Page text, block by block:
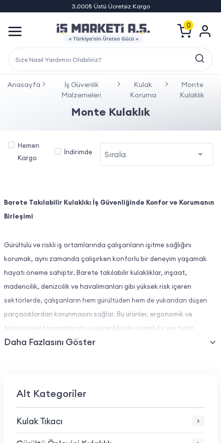
3.000₺ Üstü Ücretsiz Kargo
0
Anasayfa
İş Güvenlik
Malzemeleri
Kulak
Koruma
Monte
Kulaklık
Monte Kulaklık
Alt Kategoriler
Kulak Tıkacı
Hemen
Kargo
İndirimde
Barete Takılabilir Kulaklık: İş Güvenliğinde Konfor ve Korumanın
Birleşimi
Gürültülü ve riskli iş ortamlarında çalışanların işitme sağlığını
korumak, aynı zamanda çalışırken konforlu bir deneyim yaşamak
hayati öneme sahiptir. Barete takılabilir kulaklıklar, inşaat,
madencilik, denizcilik ve havalimanları gibi yüksek risk içeren
sektörlerde, çalışanların hem gürültüden hem de yukarıdan düşen
parçacıklardan korunmasını sağlar. Bu ürünler, ergonomik ve
fonksiyonel tasarımlarıyla iş güvenliğinde önemli bir yer tutar.
Barete takılabilir kulaklıklar, 34 dB’ye kadar ses engelleme
koruma sunar.
Daha Fazlasını Göster